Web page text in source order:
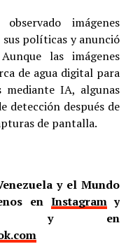
imágenes
políticas y anunció
las imágenes
de agua digital para
mediante IA, algunas
detección después de
de pantalla.
y el Mundo
en Instagramy
en